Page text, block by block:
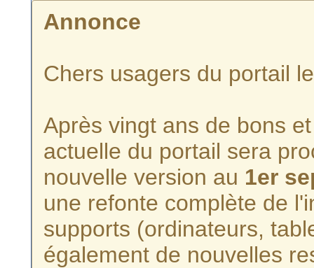
Annonce
Chers usagers du portail
Après vingt ans de bons
actuelle du portail sera
nouvelle version au 1er
une refonte complète de
supports (ordinateurs,
également de nouvelles